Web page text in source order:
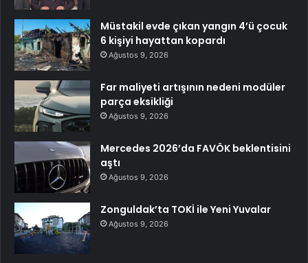
Müstakil evde çıkan yangın 4’ü çocuk
6 kişiyi hayattan kopardı
Ağustos 9, 2026
Far maliyeti artışının nedeni modüler
parça eksikliği
Ağustos 9, 2026
Mercedes 2026’da FAVÖK beklentisini
aştı
Ağustos 9, 2026
Zonguldak’ta TOKİ ile Yeni Yuvalar
Ağustos 9, 2026